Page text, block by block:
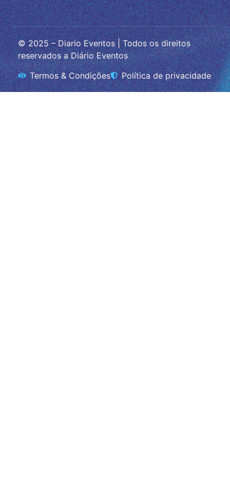
© 2025 – Diario Eventos | Todos os direitos
reservados a Diário Eventos
Termos & Condições
Política de privacidade